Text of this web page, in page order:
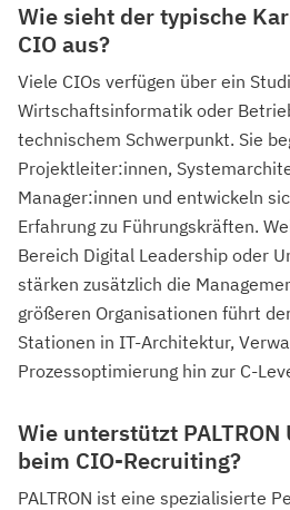
Wie sieht der typische
CIO aus?
Viele CIOs verfügen über ein
Wirtschaftsinformatik oder
technischem Schwerpunkt. Sie
Projektleiter:innen,
Manager:innen und entwickeln
Erfahrung zu Führungskräften.
Bereich Digital Leadership oder
stärken zusätzlich die
größeren Organisationen führt
Stationen in IT-Architektur,
Prozessoptimierung hin zur C-
Wie unterstützt
beim CIO-Recruiting?
PALTRON ist eine spezialisierte